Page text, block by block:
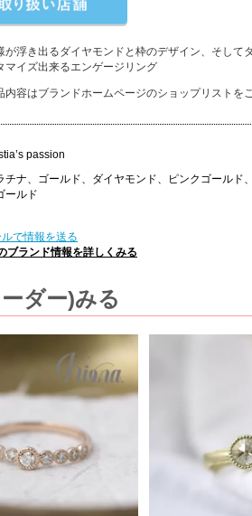
が浮き出るダイヤモンドと枠のデザイン、そして
マイズ出来るエンゲージリング
容はブランドホームページのショップリストを
passion
チナ、ゴールド、ダイヤモンド、ピンクゴールド
ールド
ルで情報を送る
ブランド情報を詳しくみる
ダー)みる